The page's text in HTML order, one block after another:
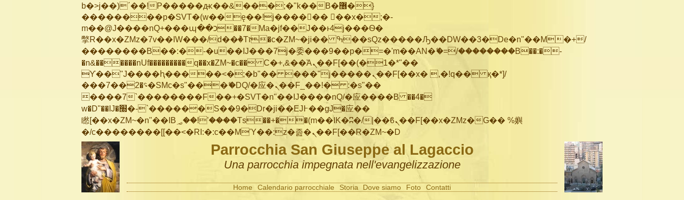
b�>j��)΄��!P�����ԫ��&���;�"k��B�޶�}
��������p�SVT�(w��ę��!j������ ��x�;�-
m��@J����nQ+���պ��כ��7�Ma�jf��J��ͱ4j���Ѳ�
撆R��x�ZMz�7v��IW���/d��ٞ�Тז�c�ZM~�ji�� ߒ��sQz�����Ԡ��DW��3�De�n"��M�+/
��������B��:�-�u��IJ���7j�委���9��p�=�'m��AN�ޭ�=/��������B��:�-
�n&������nUf���������q��x�ZM~�c�� Ϲ�+,&��Ὰܢ��F[��(�1�*"��
ϒ��"J����ԧ�����<�;�b"�� ���"j�����ܢ��F[��x� ,�!q�� қ�*]/
���؝�2��7�SMc�s"���ޭ�DQ/�应�ܢ��F_��!� :�s"��
����7`��������F��+�SVT�n"��IJ����nQ/�应����B ��4�
w�D"��IJ�׭�-`������S��9�Dr�ji��EJ߅��gJ�应��
矁[��x�ZM~�n"��IB؃��!'����Тѕ��+��(m��IK�ʭ�/|��ϐܢ��F[��x�ZMz�G�� %嬩
�/c��������[[��<�RI:�:c��MΎ��:z�졾�ܢ��F[��R�ZM~�D
Parrocchia San Giuseppe al Lagaccio
Una parrocchia impegnata nell'evangelizzazione
Home Calendario parrocchiale Storia Dove siamo Foto Contatti